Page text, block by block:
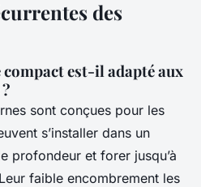
des
est-il adapté aux
sont conçues pour les
s’installer dans un
profondeur et forer jusqu’à
faible encombrement les